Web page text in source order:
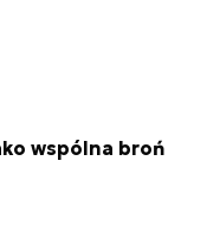
wspólna broń